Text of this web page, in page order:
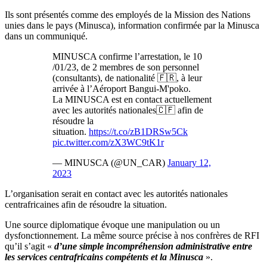
Ils sont présentés comme des employés de la Mission des Nations
unies dans le pays (Minusca), information confirmée par la Minusca
dans un communiqué.
MINUSCA confirme l’arrestation, le 10
/01/23, de 2 membres de son personnel
(consultants), de nationalité 🇫🇷, à leur
arrivée à l’Aéroport Bangui-M'poko.
La MINUSCA est en contact actuellement
avec les autorités nationales🇨🇫 afin de
résoudre la
situation. https://t.co/zB1DRSw5Ck
pic.twitter.com/zX3WC9tK1r
— MINUSCA (@UN_CAR) January 12,
2023
L’organisation serait en contact avec les autorités nationales
centrafricaines afin de résoudre la situation.
Une source diplomatique évoque une manipulation ou un
dysfonctionnement. La même source précise à nos confrères de RFI
qu’il s’agit « d’une simple incompréhension administrative entre
les services centrafricains compétents et la Minusca ».